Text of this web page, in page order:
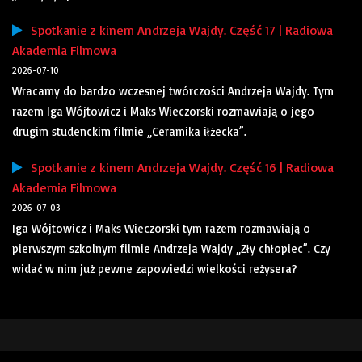
Spotkanie z kinem Andrzeja Wajdy. Część 17 | Radiowa
Akademia Filmowa
2026-07-10
Wracamy do bardzo wczesnej twórczości Andrzeja Wajdy. Tym
razem Iga Wójtowicz i Maks Wieczorski rozmawiają o jego
drugim studenckim filmie „Ceramika iłżecka”.
Spotkanie z kinem Andrzeja Wajdy. Część 16 | Radiowa
Akademia Filmowa
2026-07-03
Iga Wójtowicz i Maks Wieczorski tym razem rozmawiają o
pierwszym szkolnym filmie Andrzeja Wajdy „Zły chłopiec”. Czy
widać w nim już pewne zapowiedzi wielkości reżysera?